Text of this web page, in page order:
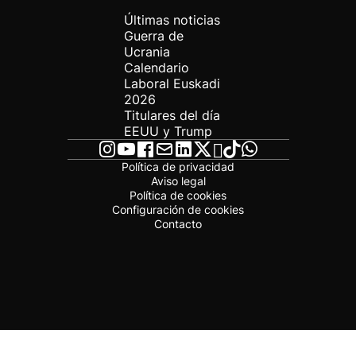
Últimas noticias
Guerra de
Ucrania
Calendario
Laboral Euskadi
2026
Titulares del día
EEUU y Trump
Política de privacidad
Aviso legal
Política de cookies
Configuración de cookies
Contacto